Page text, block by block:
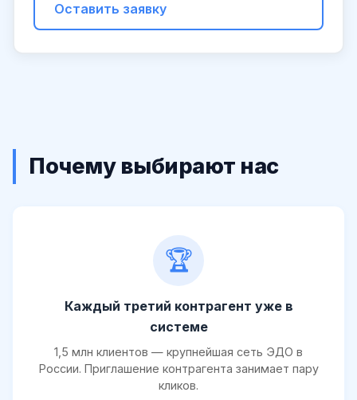
Оставить заявку
Почему выбирают нас
🏆
Каждый третий контрагент уже в
системе
1,5 млн клиентов — крупнейшая сеть ЭДО в
России. Приглашение контрагента занимает пару
кликов.